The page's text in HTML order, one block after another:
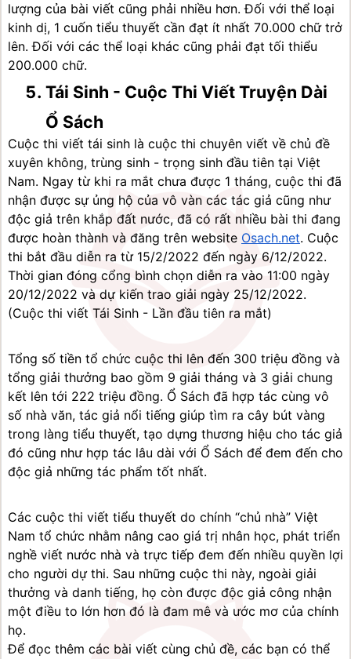
lượng của bài viết cũng phải nhiều hơn. Đối với thể loại
kinh dị, 1 cuốn tiểu thuyết cần đạt ít nhất 70.000 chữ trở
lên. Đối với các thể loại khác cũng phải đạt tối thiểu
200.000 chữ.
Tái Sinh - Cuộc Thi Viết Truyện Dài
Ổ Sách
Cuộc thi viết tái sinh là cuộc thi chuyên viết về chủ đề
xuyên không, trùng sinh - trọng sinh đầu tiên tại Việt
Nam. Ngay từ khi ra mắt chưa được 1 tháng, cuộc thi đã
nhận được sự ủng hộ của vô vàn các tác giả cũng như
độc giả trên khắp đất nước, đã có rất nhiều bài thi đang
được hoàn thành và đăng trên website Osach.net. Cuộc
thi bắt đầu diễn ra từ 15/2/2022 đến ngày 6/12/2022.
Thời gian đóng cổng bình chọn diễn ra vào 11:00 ngày
20/12/2022 và dự kiến trao giải ngày 25/12/2022.
(Cuộc thi viết Tái Sinh - Lần đầu tiên ra mắt)
Tổng số tiền tổ chức cuộc thi lên đến 300 triệu đồng và
tổng giải thưởng bao gồm 9 giải tháng và 3 giải chung
kết lên tới 222 triệu đồng. Ổ Sách đã hợp tác cùng vô
số nhà văn, tác giả nổi tiếng giúp tìm ra cây bút vàng
trong làng tiểu thuyết, tạo dựng thương hiệu cho tác giả
đó cũng như hợp tác lâu dài với Ổ Sách để đem đến cho
độc giả những tác phẩm tốt nhất.
Các cuộc thi viết tiểu thuyết do chính “chủ nhà” Việt
Nam tổ chức nhằm nâng cao giá trị nhân học, phát triển
nghề viết nước nhà và trực tiếp đem đến nhiều quyền lợi
cho người dự thi. Sau những cuộc thi này, ngoài giải
thưởng và danh tiếng, họ còn được độc giả công nhận
một điều to lớn hơn đó là đam mê và ước mơ của chính
họ.
Để đọc thêm các bài viết cùng chủ đề, các bạn có thể